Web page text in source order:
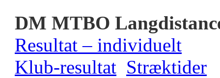
DM MTBO
Resultat – individuelt
Klub-resultat Stræktider